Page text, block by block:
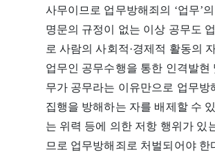
사무이므로 업무방해죄의 ‘업무’
명문의 규정이 없는 이상 공무도
로 사람의 사회적·경제적 활동의
업무인 공무수행을 통한 인격발
무가 공무라는 이유만으로 업무
집행을 방해하는 자를 배제할 수
는 위력 등에 의한 저항 행위가 있
므로 업무방해죄로 처벌되어야